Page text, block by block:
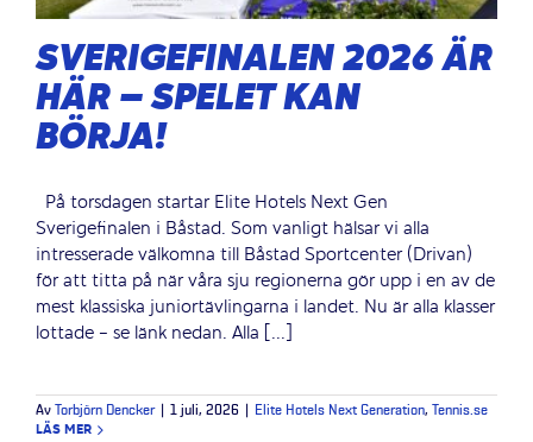
SVERIGEFINALEN 2026 ÄR
HÄR – SPELET KAN
BÖRJA!
På torsdagen startar Elite Hotels Next Gen
Sverigefinalen i Båstad. Som vanligt hälsar vi alla
intresserade välkomna till Båstad Sportcenter (Drivan)
för att titta på när våra sju regionerna gör upp i en av de
mest klassiska juniortävlingarna i landet. Nu är alla klasser
lottade - se länk nedan. Alla [...]
Av Torbjörn Dencker 1 juli, 2026 Elite Hotels Next Generation, Tennis.se
LÄS MER